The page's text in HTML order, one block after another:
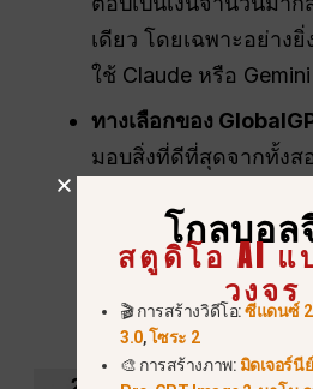
เดียว โดยเฉพาะอย่าง
ใช้ Claude หรือ
ทางเลือกของ
มอบสิ่งที่ดีที่สุดจากทั้ง
Claude 4.5 ที่ทรงพลั
ราคาที่ถูกกว่าแผน Go
ทางการอีกด้วย.
โกลบอล
สตูดิโอ AI แ
วงจร
🎬 การสร้างวิดีโอ:ซีแดนซ์
3.0,โซระ 2
🎨 การสร้างภาพ: มิดเจอร์นีย์